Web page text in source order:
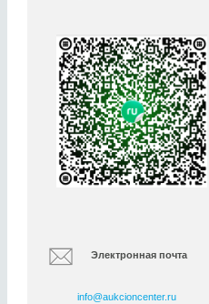
Электронная почта
info@aukcioncenter.ru